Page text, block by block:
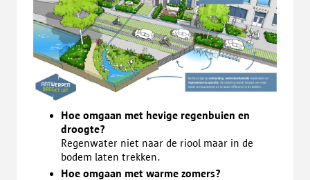
Hoe omgaan met hevige regenbuien en
droogte?
Regenwater niet naar de riool maar in de
bodem laten trekken.
Hoe omgaan met warme zomers?